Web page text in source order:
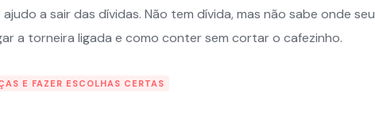
a sair das dívidas. Não tem dívida, mas não sabe onde seu
a torneira ligada e como conter sem cortar o cafezinho.
E FAZER ESCOLHAS CERTAS